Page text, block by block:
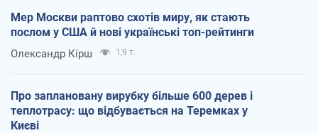
Мер Москви раптово схотів миру, як стають
послом у США й нові українські топ-рейтинги
Олександр Кірш 1,9 т.
Про заплановану вирубку більше 600 дерев і
теплотрасу: що відбувається на Теремках у
Києві